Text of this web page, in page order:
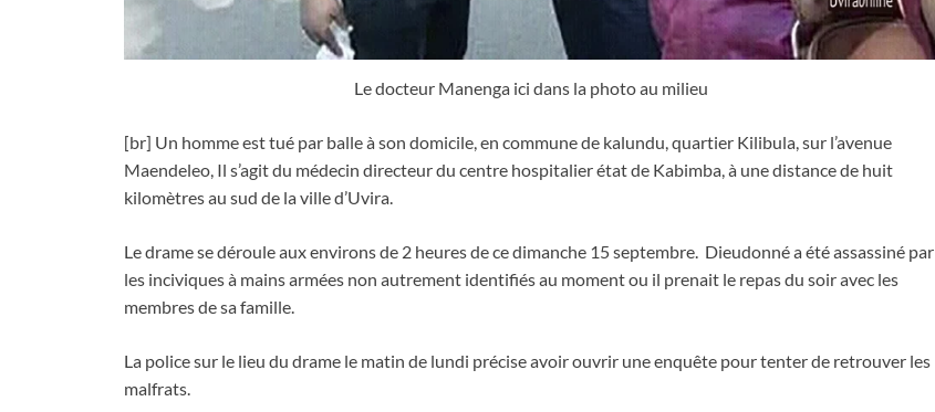
Le docteur Manenga ici dans la photo au milieu
[br] Un homme est tué par balle à son domicile, en commune de kalundu, quartier Kilibula, sur l’avenue
Maendeleo, Il s’agit du médecin directeur du centre hospitalier état de Kabimba, à une distance de huit
kilomètres au sud de la ville d’Uvira.
Le drame se déroule aux environs de 2 heures de ce dimanche 15 septembre. Dieudonné a été assassiné par
les inciviques à mains armées non autrement identifiés au moment ou il prenait le repas du soir avec les
membres de sa famille.
La police sur le lieu du drame le matin de lundi précise avoir ouvrir une enquête pour tenter de retrouver les
malfrats.